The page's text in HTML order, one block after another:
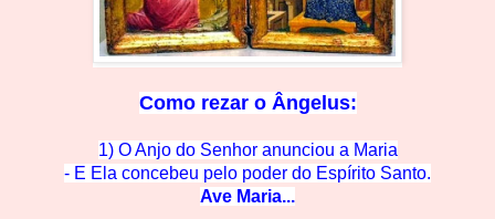
Como rezar o Ângelus:
1) O Anjo do Senhor anunciou a Maria
- E Ela concebeu pelo poder do Espírito Santo.
Ave Maria...